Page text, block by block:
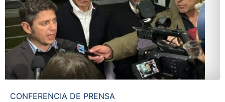
CONFERENCIA DE PRENSA